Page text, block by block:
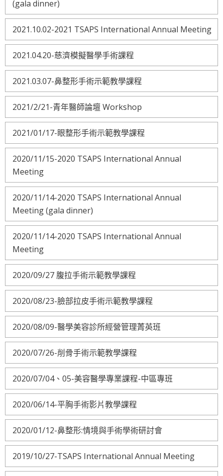
(gala dinner)
2021.10.02-2021 TSAPS International Annual Meeting
2021.04.20-慈濟模擬醫學手術課程
2021.03.07-鼻整形手術示範教學課程
2021/2/21-青年醫師論壇 Workshop
2021/01/17-眼整形手術示範教學課程
2020/11/15-2020 TSAPS International Annual
Meeting
2020/11/14-2020 TSAPS International Annual
Meeting (gala dinner)
2020/11/14-2020 TSAPS International Annual
Meeting
2020/09/27 腹拉手術示範教學課程
2020/08/23-臉部拉皮手術示範教學課程
2020/08/09-醫學美容診所經營管理菁英班
2020/07/26-削骨手術示範教學課程
2020/07/04、05-美容醫學專業課程-中區專班
2020/06/14-平胸手術影片教學課程
2020/01/12-鼻整形:情境與手術學術研討會
2019/10/27-TSAPS International Annual Meeting